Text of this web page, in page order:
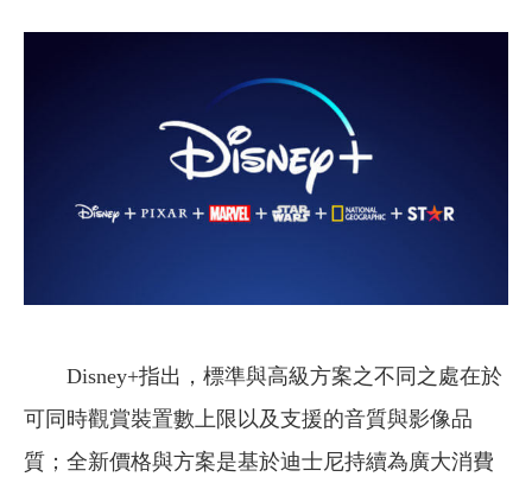
Disney+指出，標準與高級方案之不同之處在於
可同時觀賞裝置數上限以及支援的音質與影像品
質；全新價格與方案是基於迪士尼持續為廣大消費